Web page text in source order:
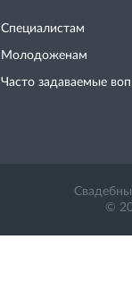
Специалистам
Молодоженам
Часто задаваемые
©